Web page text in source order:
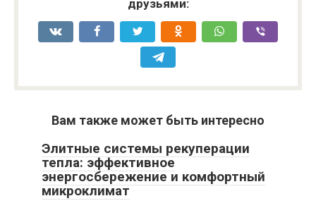
друзьями:
Вам также может быть интересно
Элитные системы рекуперации
тепла: эффективное
энергосбережение и комфортный
микроклимат